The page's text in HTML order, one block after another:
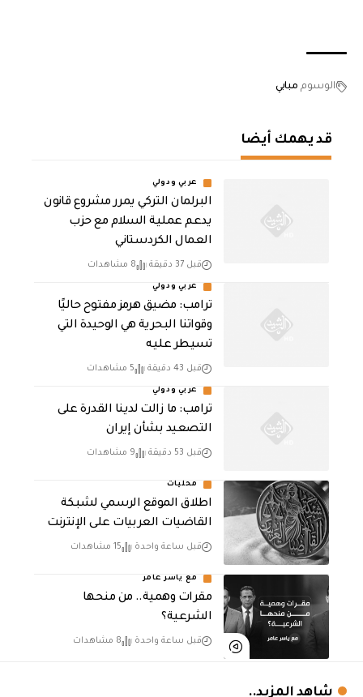
الوسوم مبابي
قد يهمك أيضا
عربي ودولي
‏البرلمان التركي يمرر مشروع قانون
يدعم عملية السلام مع حزب
العمال الكردستاني
قبل 37 دقيقة 8 مشاهدات
عربي ودولي
ترامب: مضيق هرمز مفتوح حاليًا
وقواتنا البحرية هي الوحيدة التي
تسيطر عليه
قبل 43 دقيقة 5 مشاهدات
عربي ودولي
ترامب: ما زالت لدينا القدرة على
التصعيد بشأن إيران
قبل 53 دقيقة 9 مشاهدات
محليات
اطلاق الموقع الرسمي لشبكة
القاضيات العربيات على الإنترنت
قبل ساعة واحدة 15 مشاهدات
مع ياسر عامر
مقرات وهمية.. من منحها
الشرعية؟
قبل ساعة واحدة 8 مشاهدات
شاهد المزيد..